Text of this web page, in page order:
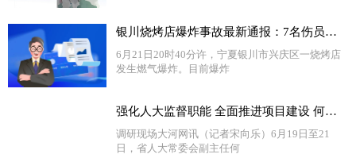
银川烧烤店爆炸事故最新通报：7名伤员生命体征平稳 将尽快查明爆炸事故原因_环球新资讯
6月21日20时40分许，宁夏银川市兴庆区一烧烤店
发生燃气爆炸。目前爆炸
强化人大监督职能 全面推进项目建设 何金平带队到济源示范区和焦作市调研“三个一批”项目建设情况 世界要闻
调研现场大河网讯（记者宋向乐）6月19日至21
日，省人大常委会副主任何